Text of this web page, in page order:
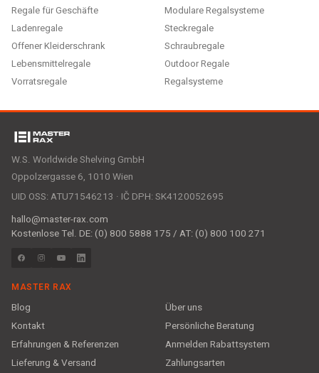
Regale für Geschäfte
Ladenregale
Offener Kleiderschrank
Lebensmittelregale
Vorratsregale
Modulare Regalsysteme
Steckregale
Schraubregale
Outdoor Regale
Regalsysteme
W.S. Worldwide Shelving GmbH
Oppolzergasse 6, 1010 Wien
UID OSS: ATU71546213 · IČ DPH: SK4120052695
hallo@master-rax.com
Kostenlose Tel. DE: (0) 800 5888 175 / AT: (0) 800 100 271
MASTER RAX
Blog
Über uns
Kontakt
Persönliche Beratung
Erfahrungen & Referenzen
Anmelden Rabattsystem
Lieferung & Versand
Zahlungsarten